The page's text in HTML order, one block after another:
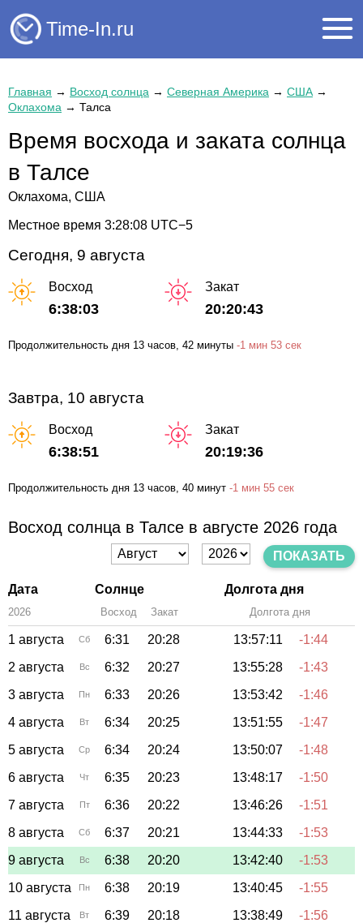
Time-In.ru
Главная → Восход солнца → Северная Америка → США →
Оклахома → Талса
Время восхода и заката солнца
в Талсе
Оклахома, США
Местное время 3:28:09 UTC−5
Сегодня, 9 августа
Восход
6:38:03
Закат
20:20:43
Продолжительность дня 13 часов , 42 минуты -1 мин 53 сек
Завтра, 10 августа
Восход
6:38:51
Закат
20:19:36
Продолжительность дня 13 часов, 40 минут -1 мин 55 сек
Восход солнца в Талсе в августе 2026 года
ПОКАЗАТЬ
Дата Солнце Долгота дня
2026 Восход Закат Долгота дня
1 августа Сб 6:31 20:28 13:57:11
-1:44
2 августа
Вс 6:32 20:27 13:55:28
-1:43
3 августа
Пн 6:33 20:26 13:53:42
-1:46
4 августа
Вт 6:34 20:25 13:51:55
-1:47
5 августа
Ср 6:34 20:24 13:50:07
-1:48
6 августа
Чт 6:35 20:23 13:48:17
-1:50
7 августа
Пт 6:36 20:22 13:46:26
-1:51
8 августа
Сб 6:37 20:21 13:44:33
-1:53
9 августа
Вс 6:38 20:20 13:42:40
-1:53
10 августа
Пн 6:38 20:19 13:40:45
-1:55
11 августа
Вт 6:39 20:18 13:38:49
-1:56